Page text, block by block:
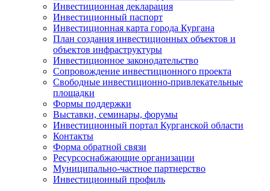
Инвестиционная декларация
Инвестиционный паспорт
Инвестиционная карта города Кургана
План создания инвестиционных объектов и
объектов инфраструктуры
Инвестиционное законодательство
Сопровождение инвестиционного проекта
Свободные инвестиционно-привлекательные
площадки
Формы поддержки
Выставки, семинары, форумы
Инвестиционный портал Курганской области
Контакты
Форма обратной связи
Ресурсоснабжающие организации
Муниципально-частное партнерство
Инвестиционный профиль